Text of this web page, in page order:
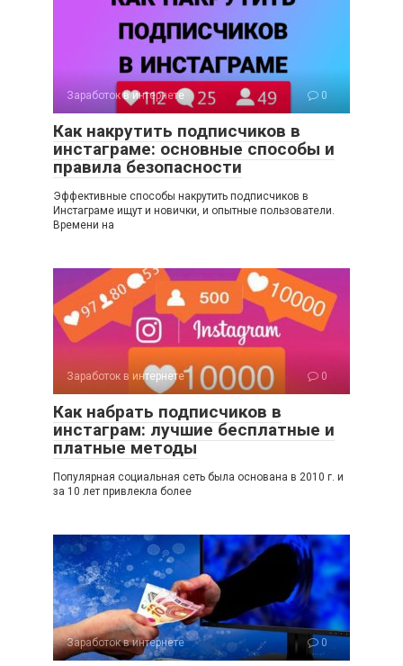
Заработок в интернете 0
Как накрутить подписчиков в
инстаграме: основные способы и
правила безопасности
Эффективные способы накрутить подписчиков в
Инстаграме ищут и новички, и опытные пользователи.
Времени на
Заработок в интернете 0
Как набрать подписчиков в
инстаграм: лучшие бесплатные и
платные методы
Популярная социальная сеть была основана в 2010 г. и
за 10 лет привлекла более
Заработок в интернете 0